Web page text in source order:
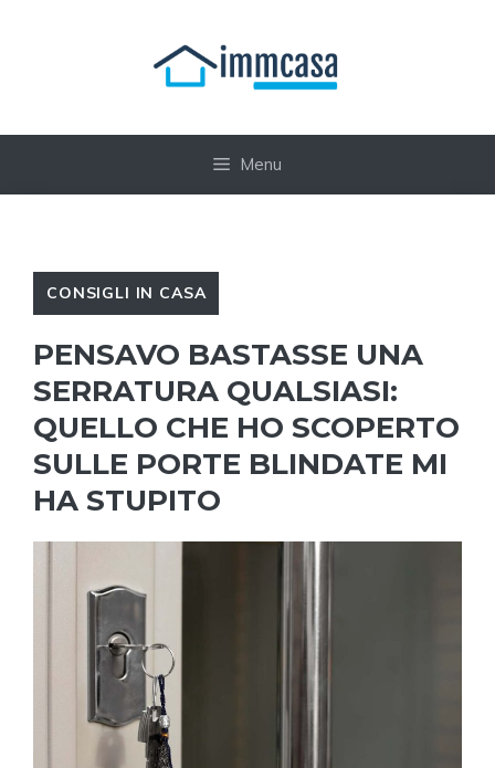
Menu
CONSIGLI IN CASA
PENSAVO BASTASSE UNA
SERRATURA QUALSIASI:
QUELLO CHE HO SCOPERTO
SULLE PORTE BLINDATE MI
HA STUPITO